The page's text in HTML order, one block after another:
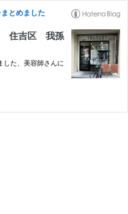
とめました
住吉区 我孫
した、美容師さんに